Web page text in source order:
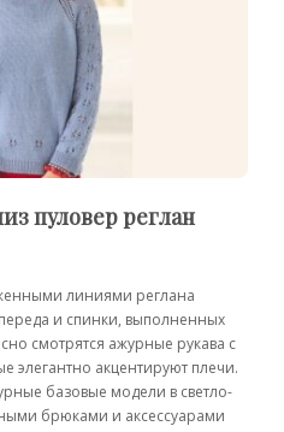
пуловер реглан
линиями реглана
и спинки, выполненных
смотрятся ажурные рукава с
элегантно акцентируют плечи.
базовые модели в светло-
брюками и аксессуарами